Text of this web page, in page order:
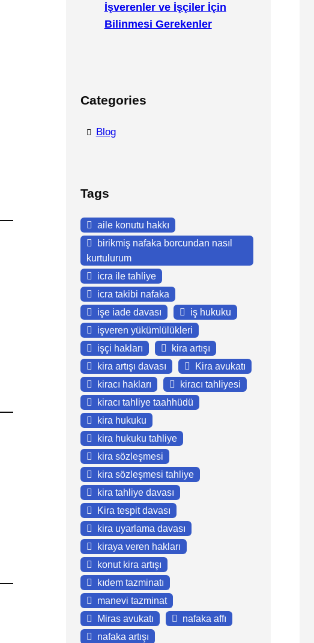
İşverenler ve İşçiler İçin
Bilinmesi Gerekenler
Categories
Blog
Tags
aile konutu hakkı
birikmiş nafaka borcundan nasıl
kurtulurum
icra ile tahliye
icra takibi nafaka
işe iade davası
iş hukuku
işveren yükümlülükleri
işçi hakları
kira artışı
kira artışı davası
Kira avukatı
kiracı hakları
kiracı tahliyesi
kiracı tahliye taahhüdü
kira hukuku
kira hukuku tahliye
kira sözleşmesi
kira sözleşmesi tahliye
kira tahliye davası
Kira tespit davası
kira uyarlama davası
kiraya veren hakları
konut kira artışı
kıdem tazminatı
manevi tazminat
Miras avukatı
nafaka affı
nafaka artışı